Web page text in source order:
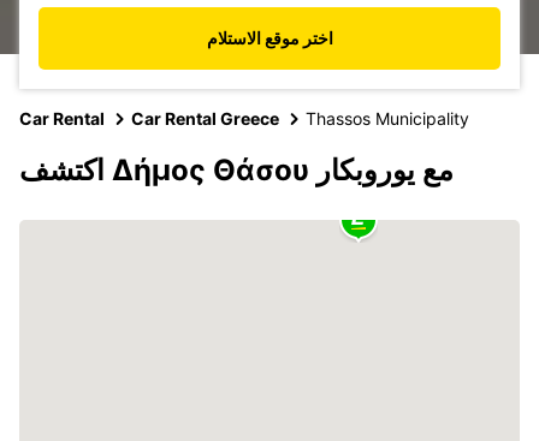
اختر موقع الاستلام
Car Rental Car Rental Greece Thassos Municipality
اكتشف Δήμος Θάσου مع يوروبكار